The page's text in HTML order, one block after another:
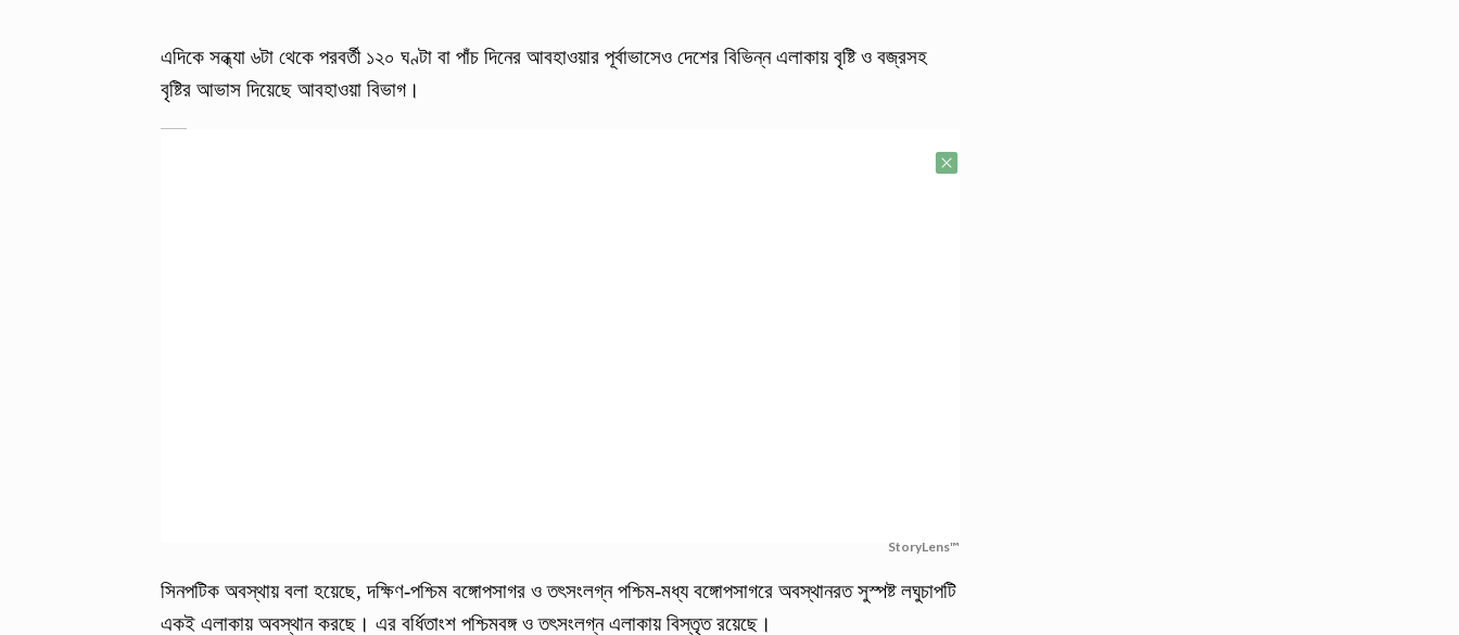
এদিকে সন্ধ্যা ৬টা থেকে পরবর্তী ১২০ ঘণ্টা বা পাঁচ দিনের আবহাওয়ার পূর্বাভাসেও দেশের বিভিন্ন এলাকায় বৃষ্টি ও বজ্রসহ
বৃষ্টির আভাস দিয়েছে আবহাওয়া বিভাগ।
StoryLens™
সিনপটিক অবস্থায় বলা হয়েছে, দক্ষিণ-পশ্চিম বঙ্গোপসাগর ও তৎসংলগ্ন পশ্চিম-মধ্য বঙ্গোপসাগরে অবস্থানরত সুস্পষ্ট লঘুচাপটি
একই এলাকায় অবস্থান করছে। এর বর্ধিতাংশ পশ্চিমবঙ্গ ও তৎসংলগ্ন এলাকায় বিস্তৃত রয়েছে।